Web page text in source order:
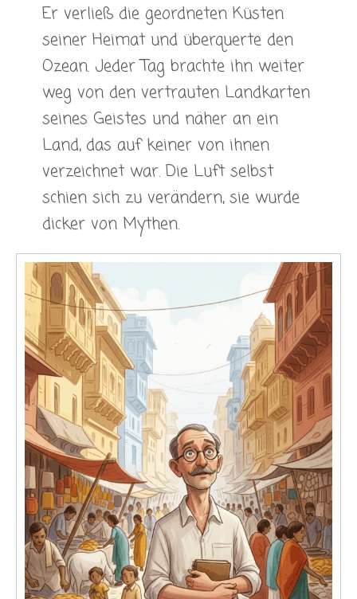
Er verließ die geordneten Küsten
seiner Heimat und überquerte den
Ozean. Jeder Tag brachte ihn weiter
weg von den vertrauten Landkarten
seines Geistes und näher an ein
Land, das auf keiner von ihnen
verzeichnet war. Die Luft selbst
schien sich zu verändern, sie wurde
dicker von Mythen.